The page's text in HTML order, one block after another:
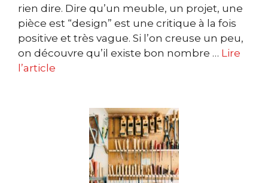
rien dire. Dire qu’un meuble, un projet, une
pièce est “design” est une critique à la fois
positive et très vague. Si l’on creuse un peu,
on découvre qu’il existe bon nombre … Lire
l’article